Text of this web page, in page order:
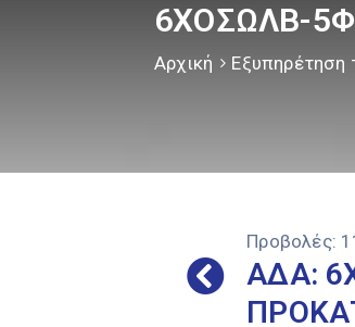
6ΧΟΣΩΛΒ-
Αρχική Εξυπηρέτηση
Προβολές:
ΑΔΑ: